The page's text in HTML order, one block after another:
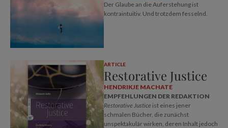
Der Glaube an die Auferstehung ist
kontraintuitiv. Und trotzdem fesselnd.
ARTICLE
Restorative Justice
HENDRIKJE MACHATE
EMPFEHLUNGEN DER REDAKTION
Restorative Justice ist eines jener
schmalen Bücher, die zunächst
unspektakulär wirken, deren Inhalt jedoch